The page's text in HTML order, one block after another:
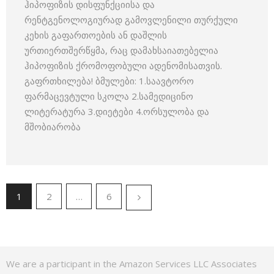
ჰიპოფიზის დისფუნქციისა და
რენტგენოლოგიურად გამოვლენილი თურქული
კეხის გაფართოების ან დაშლის
ურთიერთშერწყმა, რაც დამახსაიათებელია
ჰიპოფიზის ქრომოფობული ადენომისათვის.
გაფრთხილება! ბმულები: 1.საავტორო
ფარმაცევტული სკოლა 2.სამედიცინო
ლიტერატურა 3.დიეტები 4.ორსულობა და
მშობიარობა
1 2 … 6
We are a participant in the Amazon Services LLC Associates